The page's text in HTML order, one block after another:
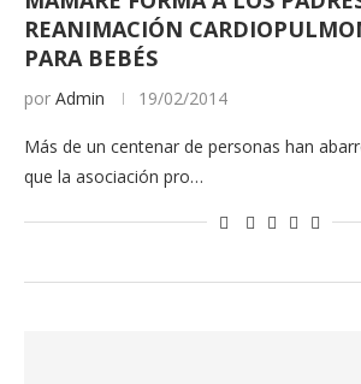
REANIMACIÓN
PARA BEBÉS
por Admin 19/02/2014
Más de un centenar de personas han
que la asociación pro…